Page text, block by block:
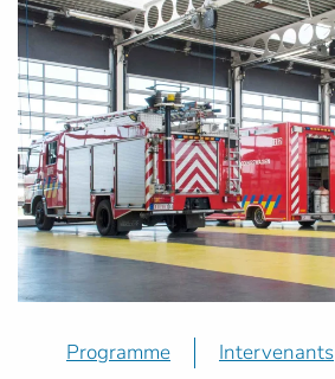
Programme Intervenants